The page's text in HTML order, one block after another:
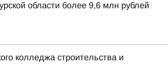
области более 9,6 млн рублей
колледжа строительства и